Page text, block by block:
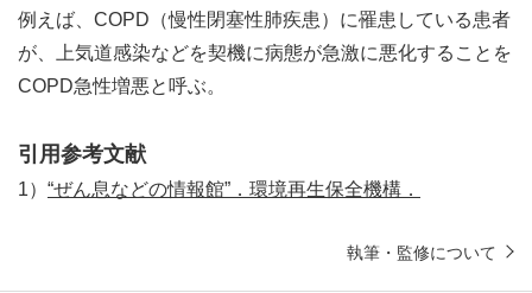
例えば、COPD（慢性閉塞性肺疾患）に罹患している患者
が、上気道感染などを契機に病態が急激に悪化することを
COPD急性増悪と呼ぶ。
引用参考文献
1） “ぜん息などの情報館”．環境再生保全機構．
執筆・監修について